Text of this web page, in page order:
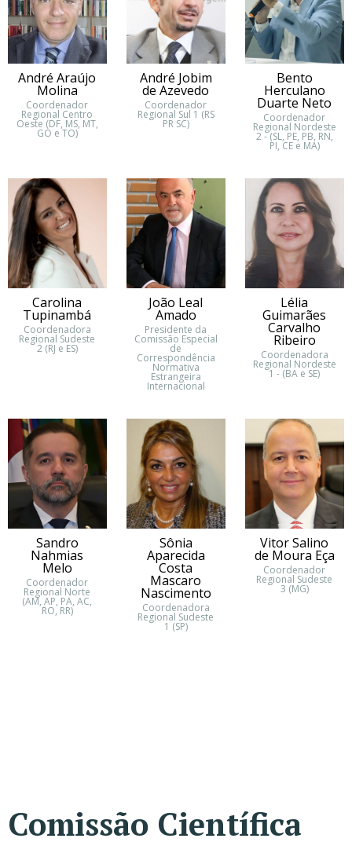
André Araújo
Molina
Coordenador
Regional Centro
Oeste (DF, MS, MT,
GO e TO)
André Jobim
de Azevedo
Coordenador
Regional Sul 1 (RS
PR SC)
Bento
Herculano
Duarte Neto
Coordenador
Regional Nordeste
2 - (SL, PE, PB, RN,
PI, CE e MA)
Carolina
Tupinambá
Coordenadora
Regional Sudeste
2 (RJ e ES)
João Leal
Amado
Presidente da
Comissão Especial
de
Correspondência
Normativa
Estrangeira
Internacional
Lélia
Guimarães
Carvalho
Ribeiro
Coordenadora
Regional Nordeste
1 - (BA e SE)
Sandro
Nahmias
Melo
Coordenador
Regional Norte
(AM, AP, PA, AC,
RO, RR)
Sônia
Aparecida
Costa
Mascaro
Nascimento
Coordenadora
Regional Sudeste
1 (SP)
Vitor Salino
de Moura Eça
Coordenador
Regional Sudeste
3 (MG)
Comissão Científica